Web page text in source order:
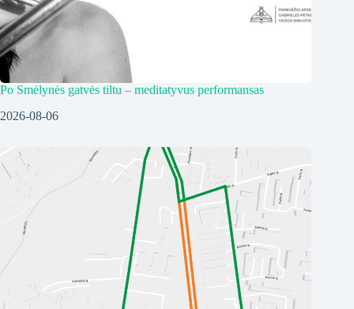
Po Smėlynės gatvės tiltu – meditatyvus performansas
2026-08-06